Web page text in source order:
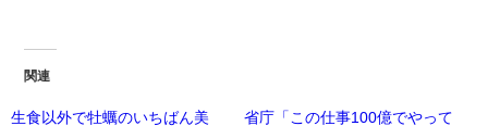
関連
生食以外で牡蠣のいちばん美
省庁「この仕事100億でやって